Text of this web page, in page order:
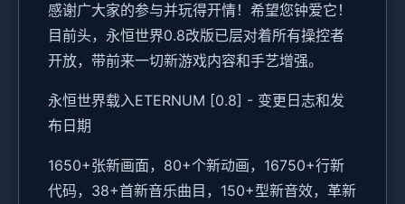
感谢广大家的参与并玩得开情！希望您钟爱它！
目前头，永恒世界0.8改版已层对着所有操控者
开放，带前来一切新游戏内容和手艺增强。
永恒世界载入ETERNUM [0.8] - 变更日志和发
布日期
1650+张新画面，80+个新动画，16750+行新
代码，38+首新音乐曲目，150+型新音效，革新